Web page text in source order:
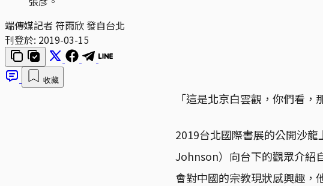
端傳媒記者 符雨欣 發自台北
刊登於: 2019-03-15
收藏
「這是北京白雲觀，你們看，
2019台北國際書展的公開沙
Johnson）向台下的觀眾介紹
會對中國的宗教現狀感興趣